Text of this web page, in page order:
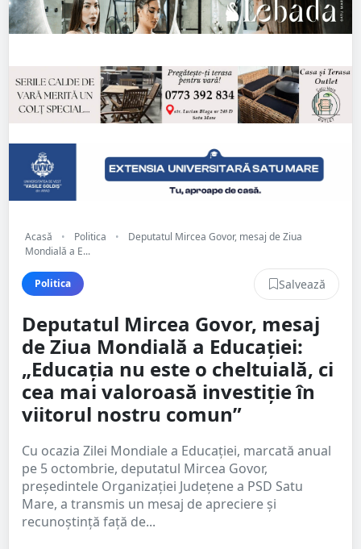
Acasă • Politica •
Deputatul Mircea Govor, mesaj de Ziua
Mondială a E...
Politica Salvează
Deputatul Mircea Govor, mesaj
de Ziua Mondială a Educației:
„Educația nu este o cheltuială, ci
cea mai valoroasă investiție în
viitorul nostru comun”
Cu ocazia Zilei Mondiale a Educației, marcată anual
pe 5 octombrie, deputatul Mircea Govor,
președintele Organizației Județene a PSD Satu
Mare, a transmis un mesaj de apreciere și
recunoștință față de...